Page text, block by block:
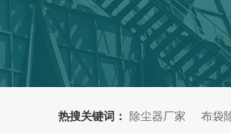
热搜关键词： 除尘器厂家 布袋